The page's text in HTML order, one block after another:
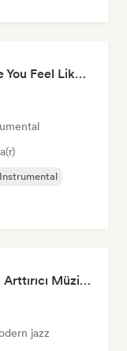
Instrumentals That Make You Feel Like Floating
Instrumental
Gladiolus Classics (Odak Arttırıcı Müzikler)
jazz